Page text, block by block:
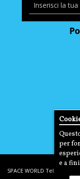
per
e a
SPACE WORLD Tel: +39.